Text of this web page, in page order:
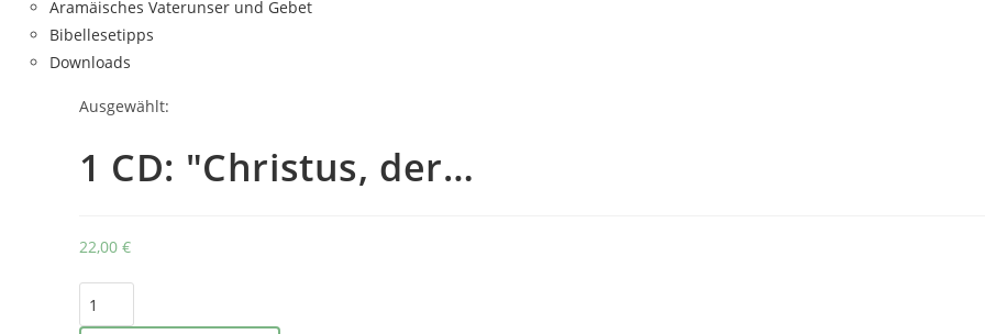
Aramäisches Vaterunser und Gebet
Bibellesetipps
Downloads
Ausgewählt:
1 CD: "Christus, der…
22,00 €
CD: